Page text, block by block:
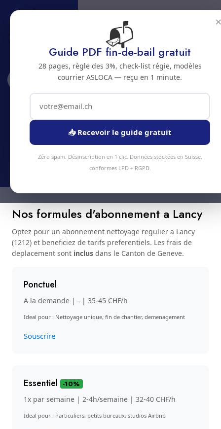
Accueil Abonnements Lancy
Abonnement nettoyage a Lancy
Economisez jusqu'a 20% avec un abonnement
Nos formules d'abonnement a Lancy
Optez pour un abonnement nettoyage regulier a Lancy
(1212) et beneficiez de tarifs preferentiels. Les frais de
deplacement sont inclusdans le Canton de Geneve.
Ponctuel
A la demande | - | 35-45 CHF/h
Ideal pour : Nettoyage unique, fin de chantier, demenagement
Souscrire
Essentiel
-10%
1x par semaine | 2-4h/semaine | 32-40 CHF/h
Ideal pour : Particuliers, petits bureaux, studios Airbnb
📬
Guide PDF fin-de-bail gratuit
28 pages, règle des 3%, check-list régie, modèles
courrier ASLOCA — reçu en 1 minute.
📥 Recevoir le guide gratuit
Zéro spam. Désinscription en 1 clic. Données stockées en Suisse,
conformes LPD + RGPD.